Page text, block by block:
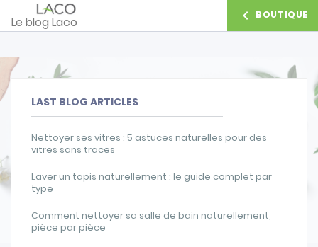
Le blog Laco  BOUTIQUE
LAST BLOG ARTICLES
Nettoyer ses vitres : 5 astuces naturelles pour des
vitres sans traces
Laver un tapis naturellement : le guide complet par
type
Comment nettoyer sa salle de bain naturellement,
pièce par pièce